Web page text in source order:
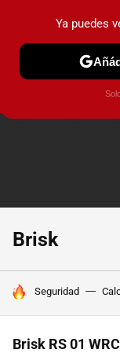
PRUEBAS
Brisk
HOY SE HABLA DE
Seguridad
Brisk RS 01
Ya puedes